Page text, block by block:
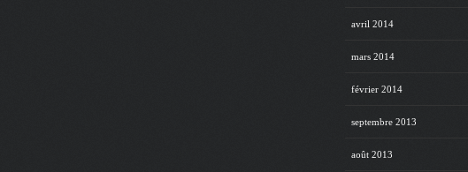
avril 2014
mars 2014
février 2014
septembre 2013
août 2013